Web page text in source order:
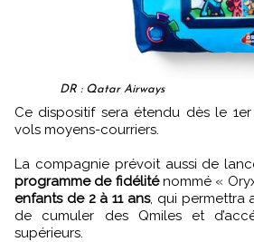
DR : Qatar Airways
Ce dispositif sera étendu dès le 1er septembre 2018 aux
vols moyens-courriers.
La compagnie prévoit aussi de
programme de fidéliténommé «
enfants de 2 à 11 ans, qui permettra
de cumuler des Qmiles et
supérieurs.